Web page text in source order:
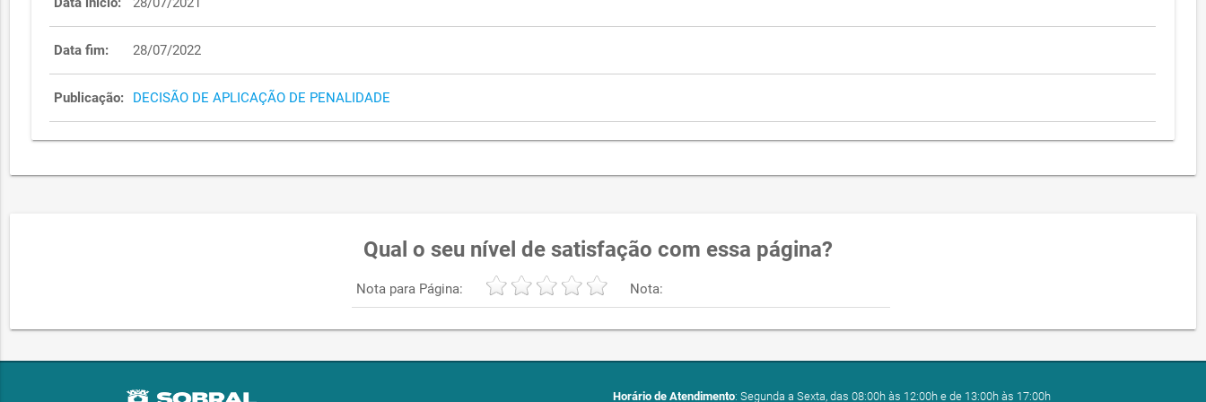
Data fim: 28/07/2022
Publicação: DECISÃO DE APLICAÇÃO DE PENALIDADE
Qual o seu nível de satisfação com essa página?
Nota para Página: Nota:
Horário de Atendimento: Segunda a Sexta, das 08:00h às 12:00h e de 13:00h às 17:00h